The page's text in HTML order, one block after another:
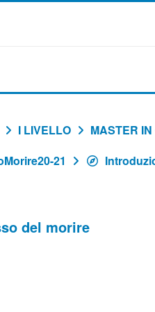
I LIVELLO
MASTER
21
del morire